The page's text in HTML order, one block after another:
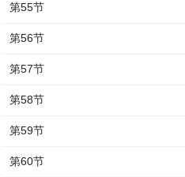
第55节
第56节
第57节
第58节
第59节
第60节